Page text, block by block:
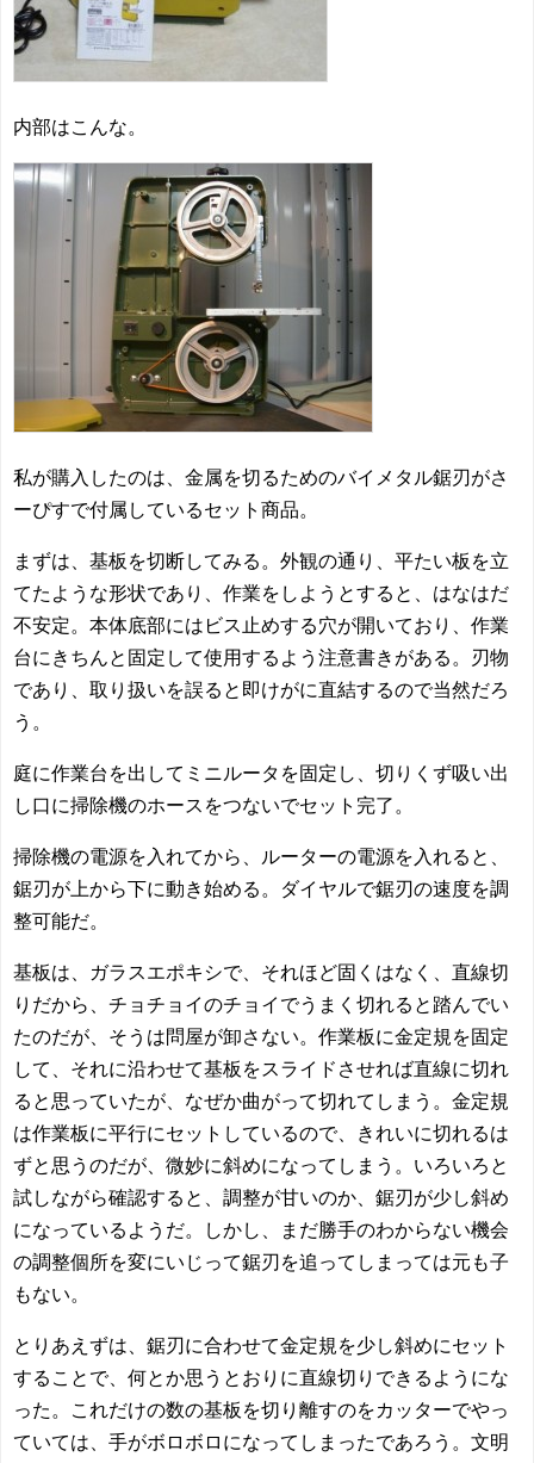
内部はこんな。
私が購入したのは、金属を切るためのバイメタル鋸刃がさ
ーぴすで付属しているセット商品。
まずは、基板を切断してみる。外観の通り、平たい板を立
てたような形状であり、作業をしようとすると、はなはだ
不安定。本体底部にはビス止めする穴が開いており、作業
台にきちんと固定して使用するよう注意書きがある。刃物
であり、取り扱いを誤ると即けがに直結するので当然だろ
う。
庭に作業台を出してミニルータを固定し、切りくず吸い出
し口に掃除機のホースをつないでセット完了。
掃除機の電源を入れてから、ルーターの電源を入れると、
鋸刃が上から下に動き始める。ダイヤルで鋸刃の速度を調
整可能だ。
基板は、ガラスエポキシで、それほど固くはなく、直線切
りだから、チョチョイのチョイでうまく切れると踏んでい
たのだが、そうは問屋が卸さない。作業板に金定規を固定
して、それに沿わせて基板をスライドさせれば直線に切れ
ると思っていたが、なぜか曲がって切れてしまう。金定規
は作業板に平行にセットしているので、きれいに切れるは
ずと思うのだが、微妙に斜めになってしまう。いろいろと
試しながら確認すると、調整が甘いのか、鋸刃が少し斜め
になっているようだ。しかし、まだ勝手のわからない機会
の調整個所を変にいじって鋸刃を追ってしまっては元も子
もない。
とりあえずは、鋸刃に合わせて金定規を少し斜めにセット
することで、何とか思うとおりに直線切りできるようにな
った。これだけの数の基板を切り離すのをカッターでやっ
ていては、手がボロボロになってしまったであろう。文明